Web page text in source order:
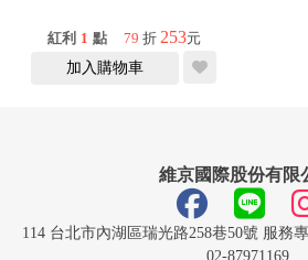
紅利 1 點 79 折 253元
加入購物車
維京國際股份有限
114 台北市內湖區瑞光路258巷50號 服務
02-87971169